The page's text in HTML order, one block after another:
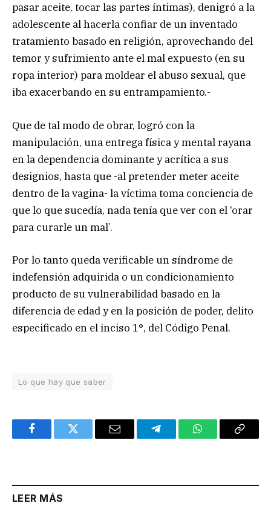
pasar aceite, tocar las partes íntimas), denigró a la
adolescente al hacerla confiar de un inventado
tratamiento basado en religión, aprovechando del
temor y sufrimiento ante el mal expuesto (en su
ropa interior) para moldear el abuso sexual, que
iba exacerbando en su entrampamiento.-
Que de tal modo de obrar, logró con la
manipulación, una entrega física y mental rayana
en la dependencia dominante y acrítica a sus
designios, hasta que -al pretender meter aceite
dentro de la vagina- la víctima toma conciencia de
que lo que sucedía, nada tenía que ver con el ‘orar
para curarle un mal’.
Por lo tanto queda verificable un síndrome de
indefensión adquirida o un condicionamiento
producto de su vulnerabilidad basado en la
diferencia de edad y en la posición de poder, delito
especificado en el inciso 1°, del Código Penal.
Lo que hay que saber
FacebookTwitter Email TelegramWhatsAppCopy
LEER MÁS